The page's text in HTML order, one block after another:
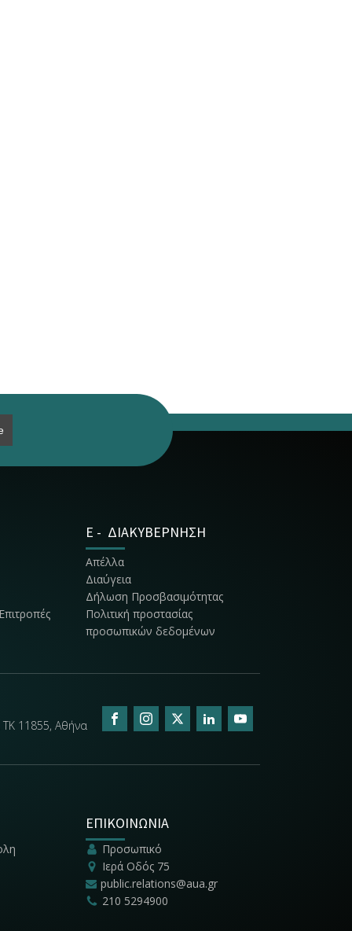
E - ΔΙΑΚΥΒΕΡΝΗΣΗ
Απέλλα
Διαύγεια
Δήλωση Προσβασιμότητας
Πολιτική προστασίας
προσωπικών δεδομένων
ΤΚ 11855, Αθήνα
ΕΠΙΚΟΙΝΩΝΙΑ
Προσωπικό
Ιερά Οδός 75
public.relations@aua.gr
210 5294900